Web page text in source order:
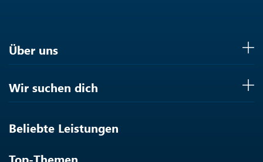
Über uns
Wir suchen dich
Beliebte Leistungen